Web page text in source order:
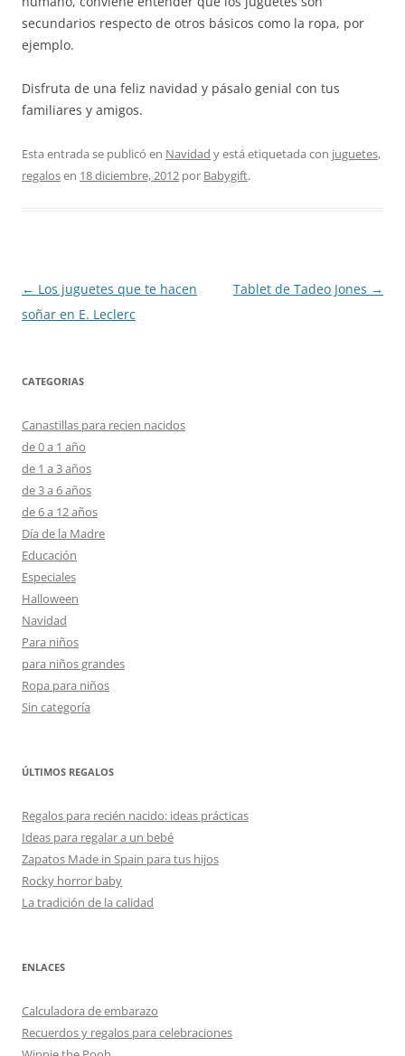
secundarios respecto de otros básicos como la ropa, por
ejemplo.
Disfruta de una feliz navidad y pásalo genial con tus
familiares y amigos.
Esta entrada se publicó en Navidad y está etiquetada con juguetes,
regalosen 18 diciembre, 2012 por Babygift.
Navegación
de
← Los juguetes que te hacen
soñar en E. Leclerc
Tablet de Tadeo Jones →
CATEGORIAS
Canastillas para recien nacidos
de 0 a 1 año
de 1 a 3 años
de 3 a 6 años
de 6 a 12 años
Día de la Madre
Educación
Especiales
Halloween
Navidad
Para niños
para niños grandes
Ropa para niños
Sin categoría
ÚLTIMOS REGALOS
Regalos para recién nacido: ideas prácticas
Ideas para regalar a un bebé
Zapatos Made in Spain para tus hijos
Rocky horror baby
La tradición de la calidad
ENLACES
Calculadora de embarazo
Recuerdos y regalos para celebraciones